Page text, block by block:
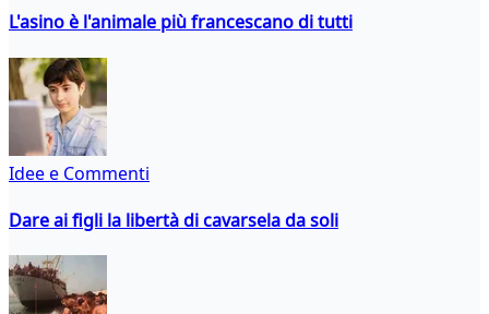
L'asino è l'animale più francescano di tutti
Idee e Commenti
Dare ai figli la libertà di cavarsela da soli